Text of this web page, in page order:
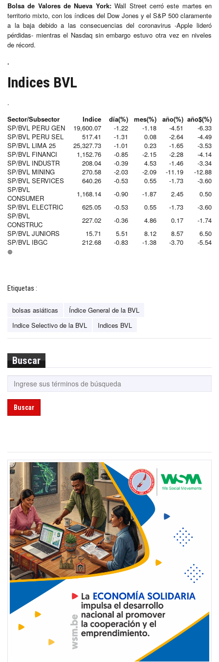
Bolsa de Valores de Nueva York:Wall Street cerró este martes en
territorio mixto, con los índices del Dow Jones y el S&P 500 claramente
a la baja debido a las consecuencias del coronavirus -Apple lideró
pérdidas- mientras el Nasdaq sin embargo estuvo otra vez en niveles
de récord.
.
Indices BVL
.
Sector/Subsector
Indice día(%) mes(%) año(%) año$(%)
SP/BVL PERU GEN
19,600.07 -1.22 -1.18 -4.51
-6.33
SP/BVL PERU SEL
517.41 -1.31 0.08 -2.64
-4.49
SP/BVL LIMA 25
25,327.73 -1.01 0.23 -1.65
-3.53
SP/BVL FINANCI
1,152.76 -0.85 -2.15 -2.28
-4.14
SP/BVL INDUSTR
208.04 -0.39 4.53 -1.46
-3.34
SP/BVL MINING
270.58 -2.03 -2.09 -11.19
-12.88
SP/BVL SERVICES
640.26 -0.53 0.55 -1.73
-3.60
SP/BVL
CONSUMER
1,168.14 -0.90 -1.87 2.45
0.50
SP/BVL ELECTRIC
625.05 -0.53 0.55 -1.73
-3.60
SP/BVL
CONSTRUC
227.02 -0.36 4.86 0.17
-1.74
SP/BVL JUNIORS
15.71 5.51 8.12 8.57
6.50
SP/BVL IBGC
212.68 -0.83 -1.38 -3.70
-5.54
⊕
Etiquetas :
bolsas asiáticas
Índice General de la BVL
Indice Selectivo de la BVL
Indices BVL
Buscar
Buscar